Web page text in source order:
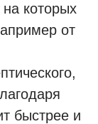
которых
от
быстрее и